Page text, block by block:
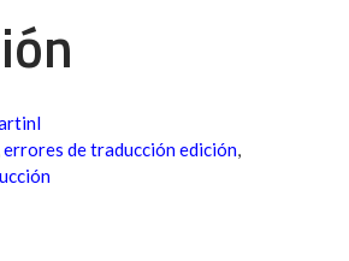
errores de traducción edición,